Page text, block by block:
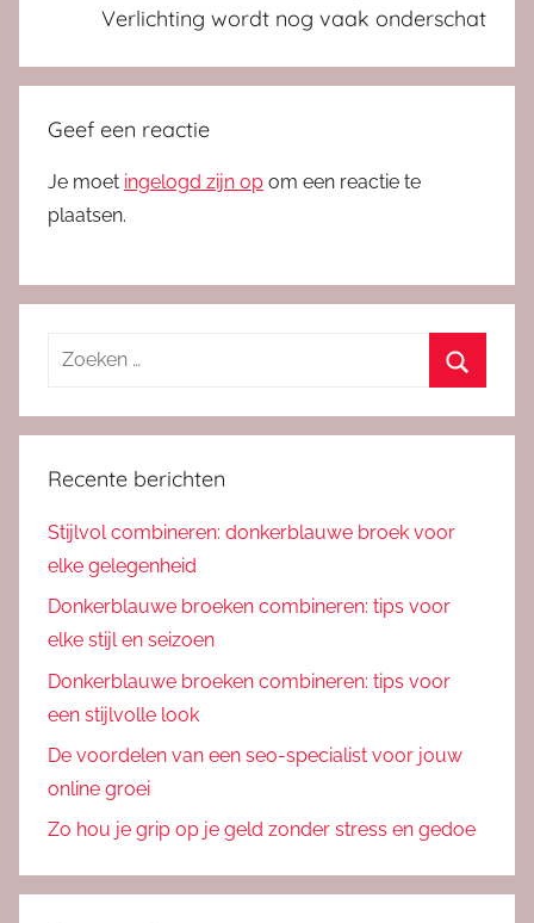
Verlichting wordt nog vaak onderschat
Geef een reactie
Je moet ingelogd zijn op om een reactie te
plaatsen.
Zoeken
Recente berichten
Stijlvol combineren: donkerblauwe broek voor
elke gelegenheid
Donkerblauwe broeken combineren: tips voor
elke stijl en seizoen
Donkerblauwe broeken combineren: tips voor
een stijlvolle look
De voordelen van een seo-specialist voor jouw
online groei
Zo hou je grip op je geld zonder stress en gedoe